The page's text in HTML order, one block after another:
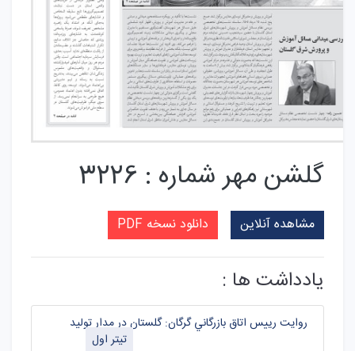
گلشن مهر شماره : 3226
مشاهده آنلاین دانلود نسخه PDF
یادداشت ها :
روايت رييس اتاق بازرگاني گرگان: گلستان در مدار توليد
تیتر اول